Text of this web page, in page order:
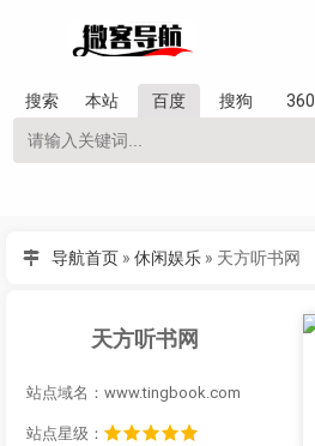
搜索 本站 百度 搜狗 360
导航首页 » 休闲娱乐 » 天方听书网
天方听书网
站点域名：www.tingbook.com
站点星级：